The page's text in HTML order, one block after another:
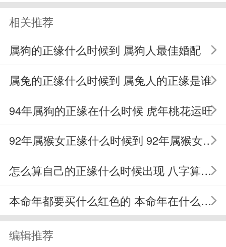
权杖十这张牌表明你近期并不会怀
孕，原因在于你现在工作上非常忙，工作
压力也很大，很有可能已经有过劳的倾向
了。这些事情已经让你焦头烂额了，你也
时间的话可能与11有关，比如11周之后或
者11个月之后，
塔罗牌C：星币五
星币五这张牌表明你近期是不会怀孕
相关推荐
属狗的正缘什么时候到 属狗人最佳婚配
属兔的正缘什么时候到 属兔人的正缘是谁
94年属狗的正缘在什么时候 虎年桃花运旺
92年属猴女正缘什么时候到 92年属猴女婚姻
怎么算自己的正缘什么时候出现 八字算正缘
本命年都要买什么红色的 本命年在什么时候开始穿红色最好
编辑推荐